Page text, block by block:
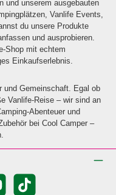
und unserem ausgebauten
Vanlife Events,
du unsere Produkte
und ausprobieren.
Shop mit echtem
Einkaufserlebnis.
und Gemeinschaft. Egal ob
Vanlife-Reise – wir sind an
Abenteuer und
bei Cool Camper –
TikTok